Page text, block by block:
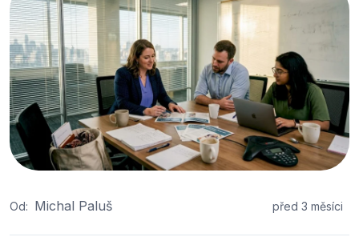
Od: Michal Paluš před 3 měsíci